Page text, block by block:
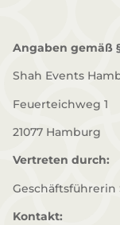
Angaben gemäß
Shah Events
Feuerteichweg 1
21077 Hamburg
Vertreten durch:
Geschäftsführerin
Kontakt: